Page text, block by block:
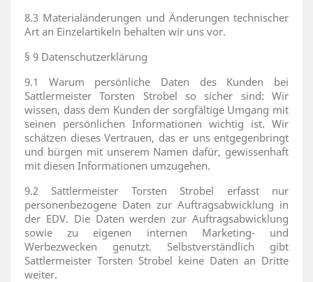
8.3 Materialänderungen und Änderungen technischer
Art an Einzelartikeln behalten wir uns vor.
§ 9 Datenschutzerklärung
9.1 Warum persönliche Daten des Kunden bei
Sattlermeister Torsten Strobel so sicher sind: Wir
wissen, dass dem Kunden der sorgfältige Umgang mit
seinen persönlichen Informationen wichtig ist. Wir
schätzen dieses Vertrauen, das er uns entgegenbringt
und bürgen mit unserem Namen dafür, gewissenhaft
mit diesen Informationen umzugehen.
9.2 Sattlermeister Torsten Strobel erfasst nur
personenbezogene Daten zur Auftragsabwicklung in
der EDV. Die Daten werden zur Auftragsabwicklung
sowie zu eigenen internen Marketing- und
Werbezwecken genutzt. Selbstverständlich gibt
Sattlermeister Torsten Strobel keine Daten an Dritte
weiter.